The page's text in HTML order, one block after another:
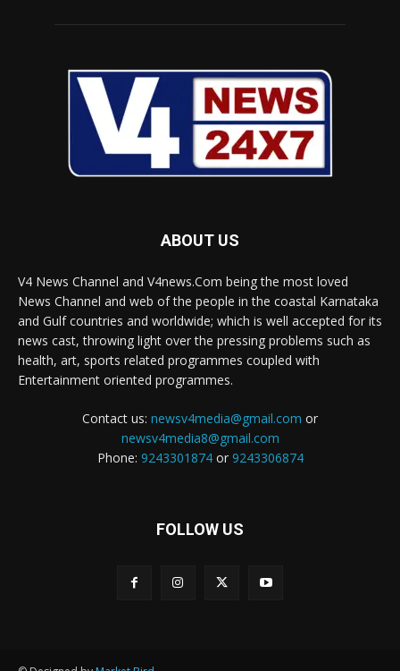
ABOUT US
V4 News Channel and V4news.Com being the most loved
News Channel and web of the people in the coastal Karnataka
and Gulf countries and worldwide; which is well accepted for its
news cast, throwing light over the pressing problems such as
health, art, sports related programmes coupled with
Entertainment oriented programmes.
Contact us: newsv4media@gmail.com or
newsv4media8@gmail.com
Phone: 9243301874or 9243306874
FOLLOW US